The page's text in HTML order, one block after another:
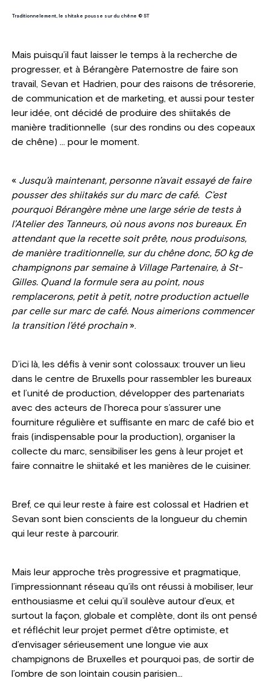
Traditionnelement, le shitake pousse sur du chêne © ST
Mais puisqu’il faut laisser le temps à la recherche de
progresser, et à Bérangère Paternostre de faire son
travail, Sevan et Hadrien, pour des raisons de trésorerie,
de communication et de marketing, et aussi pour tester
leur idée, ont décidé de produire des shiitakés de
manière traditionnelle (sur des rondins ou des copeaux
de chêne) … pour le moment.
« Jusqu’à maintenant, personne n’avait essayé de faire
pousser des shiitakés sur du marc de café. C’est
pourquoi Bérangère mène une large série de tests à
l’Atelier des Tanneurs, où nous avons nos bureaux. En
attendant que la recette soit prête, nous produisons,
de manière traditionnelle, sur du chêne donc, 50 kg de
champignons par semaine à Village Partenaire, à St-
Gilles. Quand la formule sera au point, nous
remplacerons, petit à petit, notre production actuelle
par celle sur marc de café. Nous aimerions commencer
la transition l’été prochain».
D’ici là, les défis à venir sont colossaux: trouver un lieu
dans le centre de Bruxells pour rassembler les bureaux
et l’unité de production, développer des partenariats
avec des acteurs de l’horeca pour s’assurer une
fourniture régulière et suffisante en marc de café bio et
frais (indispensable pour la production), organiser la
collecte du marc, sensibiliser les gens à leur projet et
faire connaitre le shiitaké et les manières de le cuisiner.
Bref, ce qui leur reste à faire est colossal et Hadrien et
Sevan sont bien conscients de la longueur du chemin
qui leur reste à parcourir.
Mais leur approche très progressive et pragmatique,
l’impressionnant réseau qu’ils ont réussi à mobiliser, leur
enthousiasme et celui qu’il soulève autour d’eux, et
surtout la façon, globale et complète, dont ils ont pensé
et réfléchit leur projet permet d’être optimiste, et
d’envisager sérieusement une longue vie aux
champignons de Bruxelles et pourquoi pas, de sortir de
l’ombre de son lointain cousin parisien…